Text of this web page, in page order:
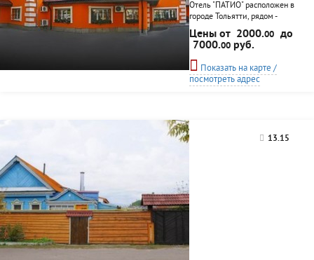
Отель "ПАТИО" расположен в
городе Тольятти, рядом -
крупные торговые центры,
недалеко - лес. "ПАТИО" - это
комплекс из трехэтажных
зданий с номерами
классности от "эконома" до
"студии", с Wi-Fi,
входит конференц-зал, сауна
Цены от 2000.00 до
7000.00 руб.
Показать на карте /
посмотреть адрес
13.15